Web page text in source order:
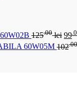
125.00 lei 99
60W05M 102.00